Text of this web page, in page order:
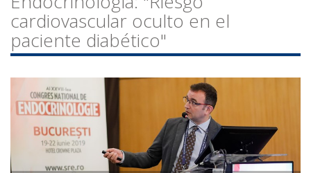
cardiovascular oculto en el
paciente diabético"